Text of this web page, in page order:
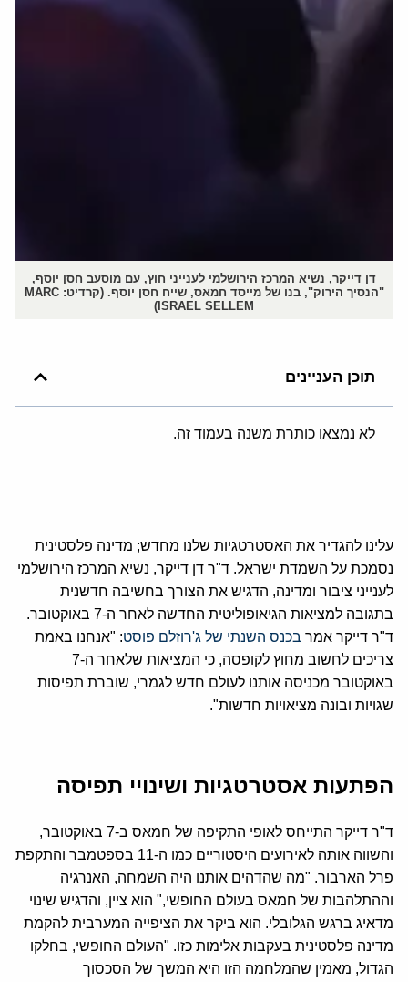
דן דייקר, נשיא המרכז הירושלמי לענייני חוץ, עם מוסעב חסן יוסף,
"הנסיך הירוק", בנו של מייסד חמאס, שייח חסן יוסף. (קרדיט: MARC
ISRAEL SELLEM)
תוכן העניינים
לא נמצאו כותרת משנה בעמוד זה.
עלינו להגדיר את האסטרטגיות שלנו מחדש; מדינה פלסטינית
נסמכת על השמדת ישראל. ד"ר דן דייקר, נשיא המרכז הירושלמי
לענייני ציבור ומדינה, הדגיש את הצורך בחשיבה חדשנית
בתגובה למציאות הגיאופוליטית החדשה לאחר ה-7 באוקטובר.
ד"ר דייקר אמר בכנס השנתי של ג'רוזלם פוסט: "אנחנו באמת
צריכים לחשוב מחוץ לקופסה, כי המציאות שלאחר ה-7
באוקטובר מכניסה אותנו לעולם חדש לגמרי, שוברת תפיסות
שגויות ובונה מציאויות חדשות".
הפתעות אסטרטגיות ושינויי תפיסה
ד"ר דייקר התייחס לאופי התקיפה של חמאס ב-7 באוקטובר,
והשווה אותה לאירועים היסטוריים כמו ה-11 בספטמבר והתקפת
פרל הארבור. "מה שהדהים אותנו היה השמחה, האנרגיה
וההתלהבות של חמאס בעולם החופשי," הוא ציין, והדגיש שינוי
מדאיג ברגש הגלובלי. הוא ביקר את הציפייה המערבית להקמת
מדינה פלסטינית בעקבות אלימות כזו. "העולם החופשי, בחלקו
הגדול, מאמין שהמלחמה הזו היא המשך של הסכסוך